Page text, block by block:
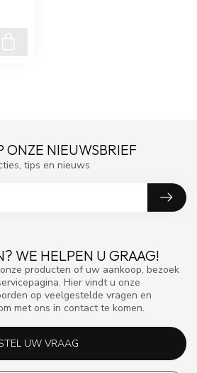
WE HELPEN U GRAAG!
producten of uw aankoop, bezoek
Hier vindt u onze
op veelgestelde vragen en
met ons in contact te komen.
UW VRAAG
ONZE NIEUWSBRIEF
tips en nieuws